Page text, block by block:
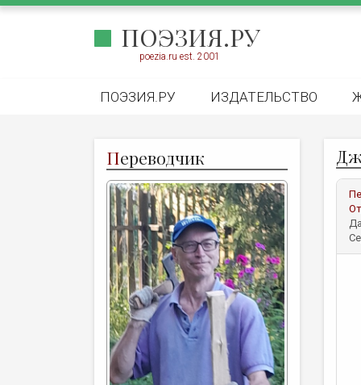
ПОЭЗИЯ.РУ
poezia.ru est. 2001
ПОЭЗИЯ.РУ ИЗДАТЕЛЬСТВО
Переводчик